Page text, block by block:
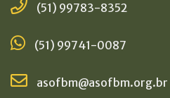
(51) 99783-8352
(51) 99741-0087
asofbm@asofbm.org.br